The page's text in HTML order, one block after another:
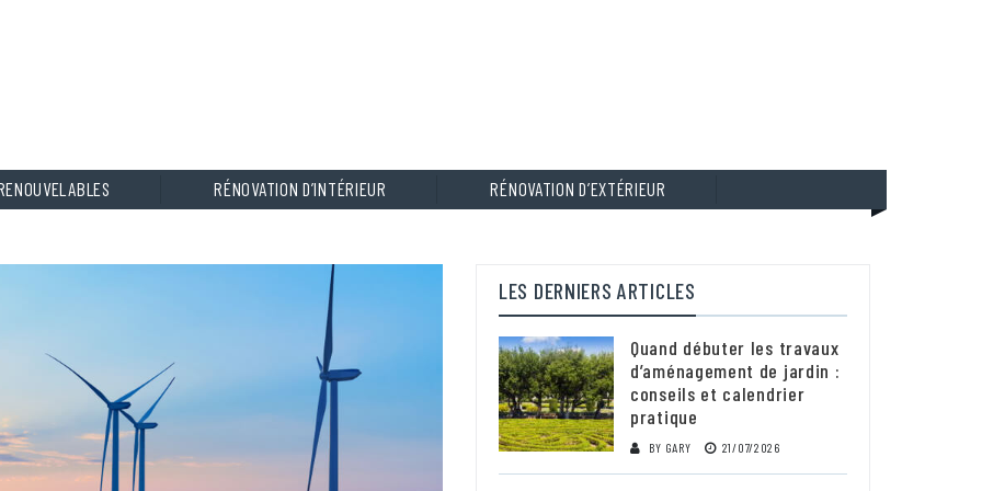
RÉNOVATION D’INTÉRIEUR RÉNOVATION D’EXTÉRIEUR
LES DERNIERS ARTICLES
Quand débuter les travaux
d’aménagement de jardin :
conseils et calendrier
pratique
BY GARY 21/07/2026